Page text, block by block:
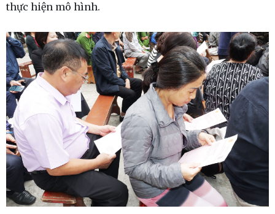
thực hiện mô hình.